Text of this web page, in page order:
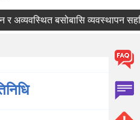
अव्यवस्थित बसोबासि व्यवस्थापन